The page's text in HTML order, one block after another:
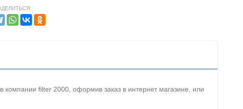
filter 2000, оформив заказ в интернет магазине, или